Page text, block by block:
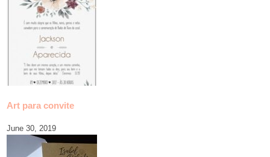
Art para convite
June 30, 2019